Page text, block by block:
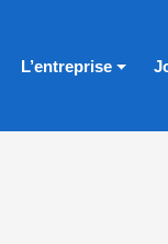
L’entreprise